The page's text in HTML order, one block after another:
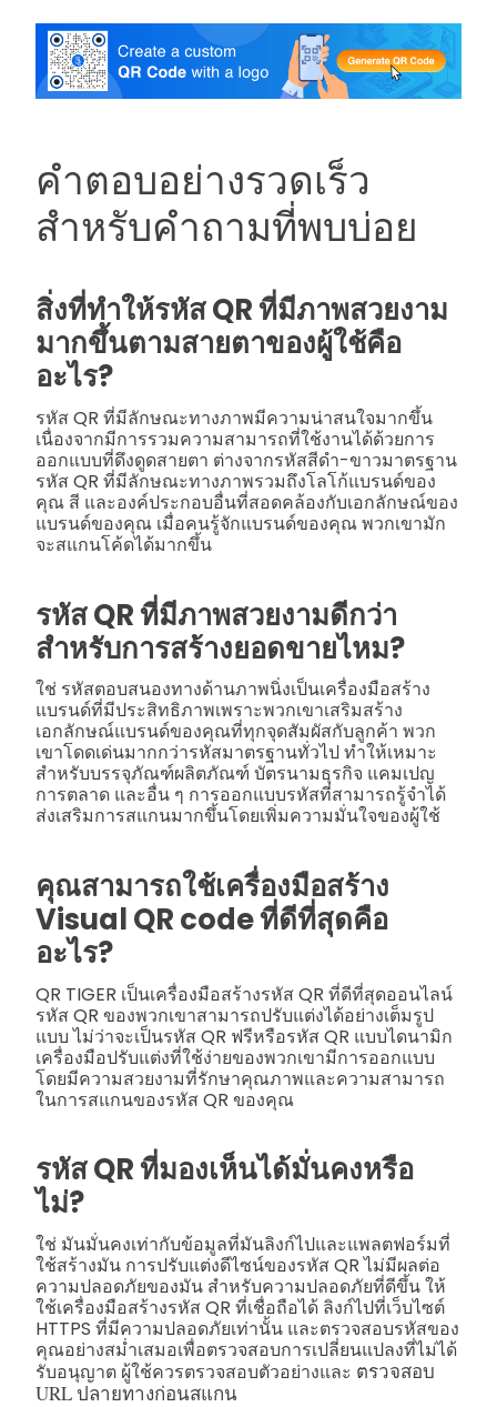
คำตอบอย่างรวดเร็ว
สำหรับคำถามที่พบบ่อย
สิ่งที่ทำให้รหัส QR ที่มีภาพสวยงาม
มากขึ้นตามสายตาของผู้ใช้คือ
อะไร?
รหัส QR ที่มีลักษณะทางภาพมีความน่าสนใจมากขึ้น
เนื่องจากมีการรวมความสามารถที่ใช้งานได้ด้วยการ
ออกแบบที่ดึงดูดสายตา ต่างจากรหัสสีดำ-ขาวมาตรฐาน
รหัส QR ที่มีลักษณะทางภาพรวมถึงโลโก้แบรนด์ของ
คุณ สี และองค์ประกอบอื่นที่สอดคล้องกับเอกลักษณ์ของ
แบรนด์ของคุณ เมื่อคนรู้จักแบรนด์ของคุณ พวกเขามัก
จะสแกนโค้ดได้มากขึ้น
รหัส QR ที่มีภาพสวยงามดีกว่า
สำหรับการสร้างยอดขายไหม?
ใช่ รหัสตอบสนองทางด้านภาพนิ่งเป็นเครื่องมือสร้าง
แบรนด์ที่มีประสิทธิภาพเพราะพวกเขาเสริมสร้าง
เอกลักษณ์แบรนด์ของคุณที่ทุกจุดสัมผัสกับลูกค้า พวก
เขาโดดเด่นมากกว่ารหัสมาตรฐานทั่วไป ทำให้เหมาะ
สำหรับบรรจุภัณฑ์ผลิตภัณฑ์ บัตรนามธุรกิจ แคมเปญ
การตลาด และอื่น ๆ การออกแบบรหัสที่สามารถรู้จำได้
ส่งเสริมการสแกนมากขึ้นโดยเพิ่มความมั่นใจของผู้ใช้
คุณสามารถใช้เครื่องมือสร้าง
Visual QR code ที่ดีที่สุดคือ
อะไร?
QR TIGER เป็นเครื่องมือสร้างรหัส QR ที่ดีที่สุดออนไลน์
รหัส QR ของพวกเขาสามารถปรับแต่งได้อย่างเต็มรูป
แบบ ไม่ว่าจะเป็นรหัส QR ฟรีหรือรหัส QR แบบไดนามิก
เครื่องมือปรับแต่งที่ใช้ง่ายของพวกเขามีการออกแบบ
โดยมีความสวยงามที่รักษาคุณภาพและความสามารถ
ในการสแกนของรหัส QR ของคุณ
รหัส QR ที่มองเห็นได้มั่นคงหรือ
ไม่?
ใช่ มันมั่นคงเท่ากับข้อมูลที่มันลิงก์ไปและแพลตฟอร์มที่
ใช้สร้างมัน การปรับแต่งดีไซน์ของรหัส QR ไม่มีผลต่อ
ความปลอดภัยของมัน สำหรับความปลอดภัยที่ดีขึ้น ให้
ใช้เครื่องมือสร้างรหัส QR ที่เชื่อถือได้ ลิงก์ไปที่เว็บไซต์
HTTPS ที่มีความปลอดภัยเท่านั้น และตรวจสอบรหัสของ
คุณอย่างสม่ำเสมอเพื่อตรวจสอบการเปลี่ยนแปลงที่ไม่ได้
รับอนุญาต ผู้ใช้ควรตรวจสอบตัวอย่างและ ตรวจสอบ
URL ปลายทางก่อนสแกน